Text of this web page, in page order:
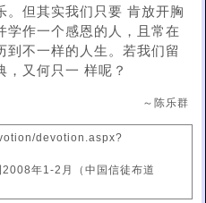
。但其实我们只要 肯放开胸
学作一个感恩的人，且常在
到不一样的人生。若我们留
，又何只一 样呢？
～陈乐群
devotion.aspx?
年1-2月（中国信徒布道